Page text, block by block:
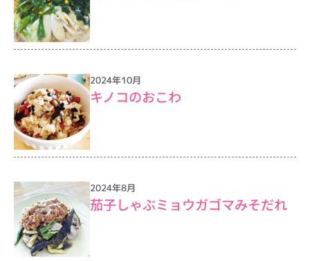
2024年10月
キノコのおこわ
2024年8月
茄子しゃぶミョウガゴマみそだれ